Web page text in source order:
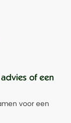
of een
voor een